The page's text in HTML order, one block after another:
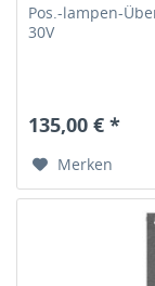
Pos.-lampen-
30V
135,00 € *
Merken